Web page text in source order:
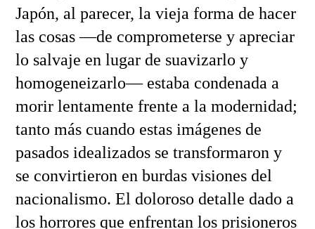
Japón, al parecer, la vieja forma de hacer
las cosas —de comprometerse y apreciar
lo salvaje en lugar de suavizarlo y
homogeneizarlo— estaba condenada a
morir lentamente frente a la modernidad;
tanto más cuando estas imágenes de
pasados ​​idealizados se transformaron y
se convirtieron en burdas visiones del
nacionalismo. El doloroso detalle dado a
los horrores que enfrentan los prisioneros